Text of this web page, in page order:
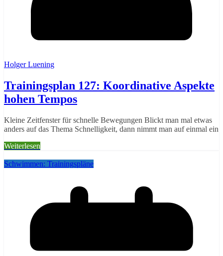
Holger Luening
Trainingsplan 127: Koordinative Aspekte
hohen Tempos
Kleine Zeitfenster für schnelle Bewegungen Blickt man mal etwas
anders auf das Thema Schnelligkeit, dann nimmt man auf einmal ein
Weiterlesen
Schwimmen: Trainingspläne